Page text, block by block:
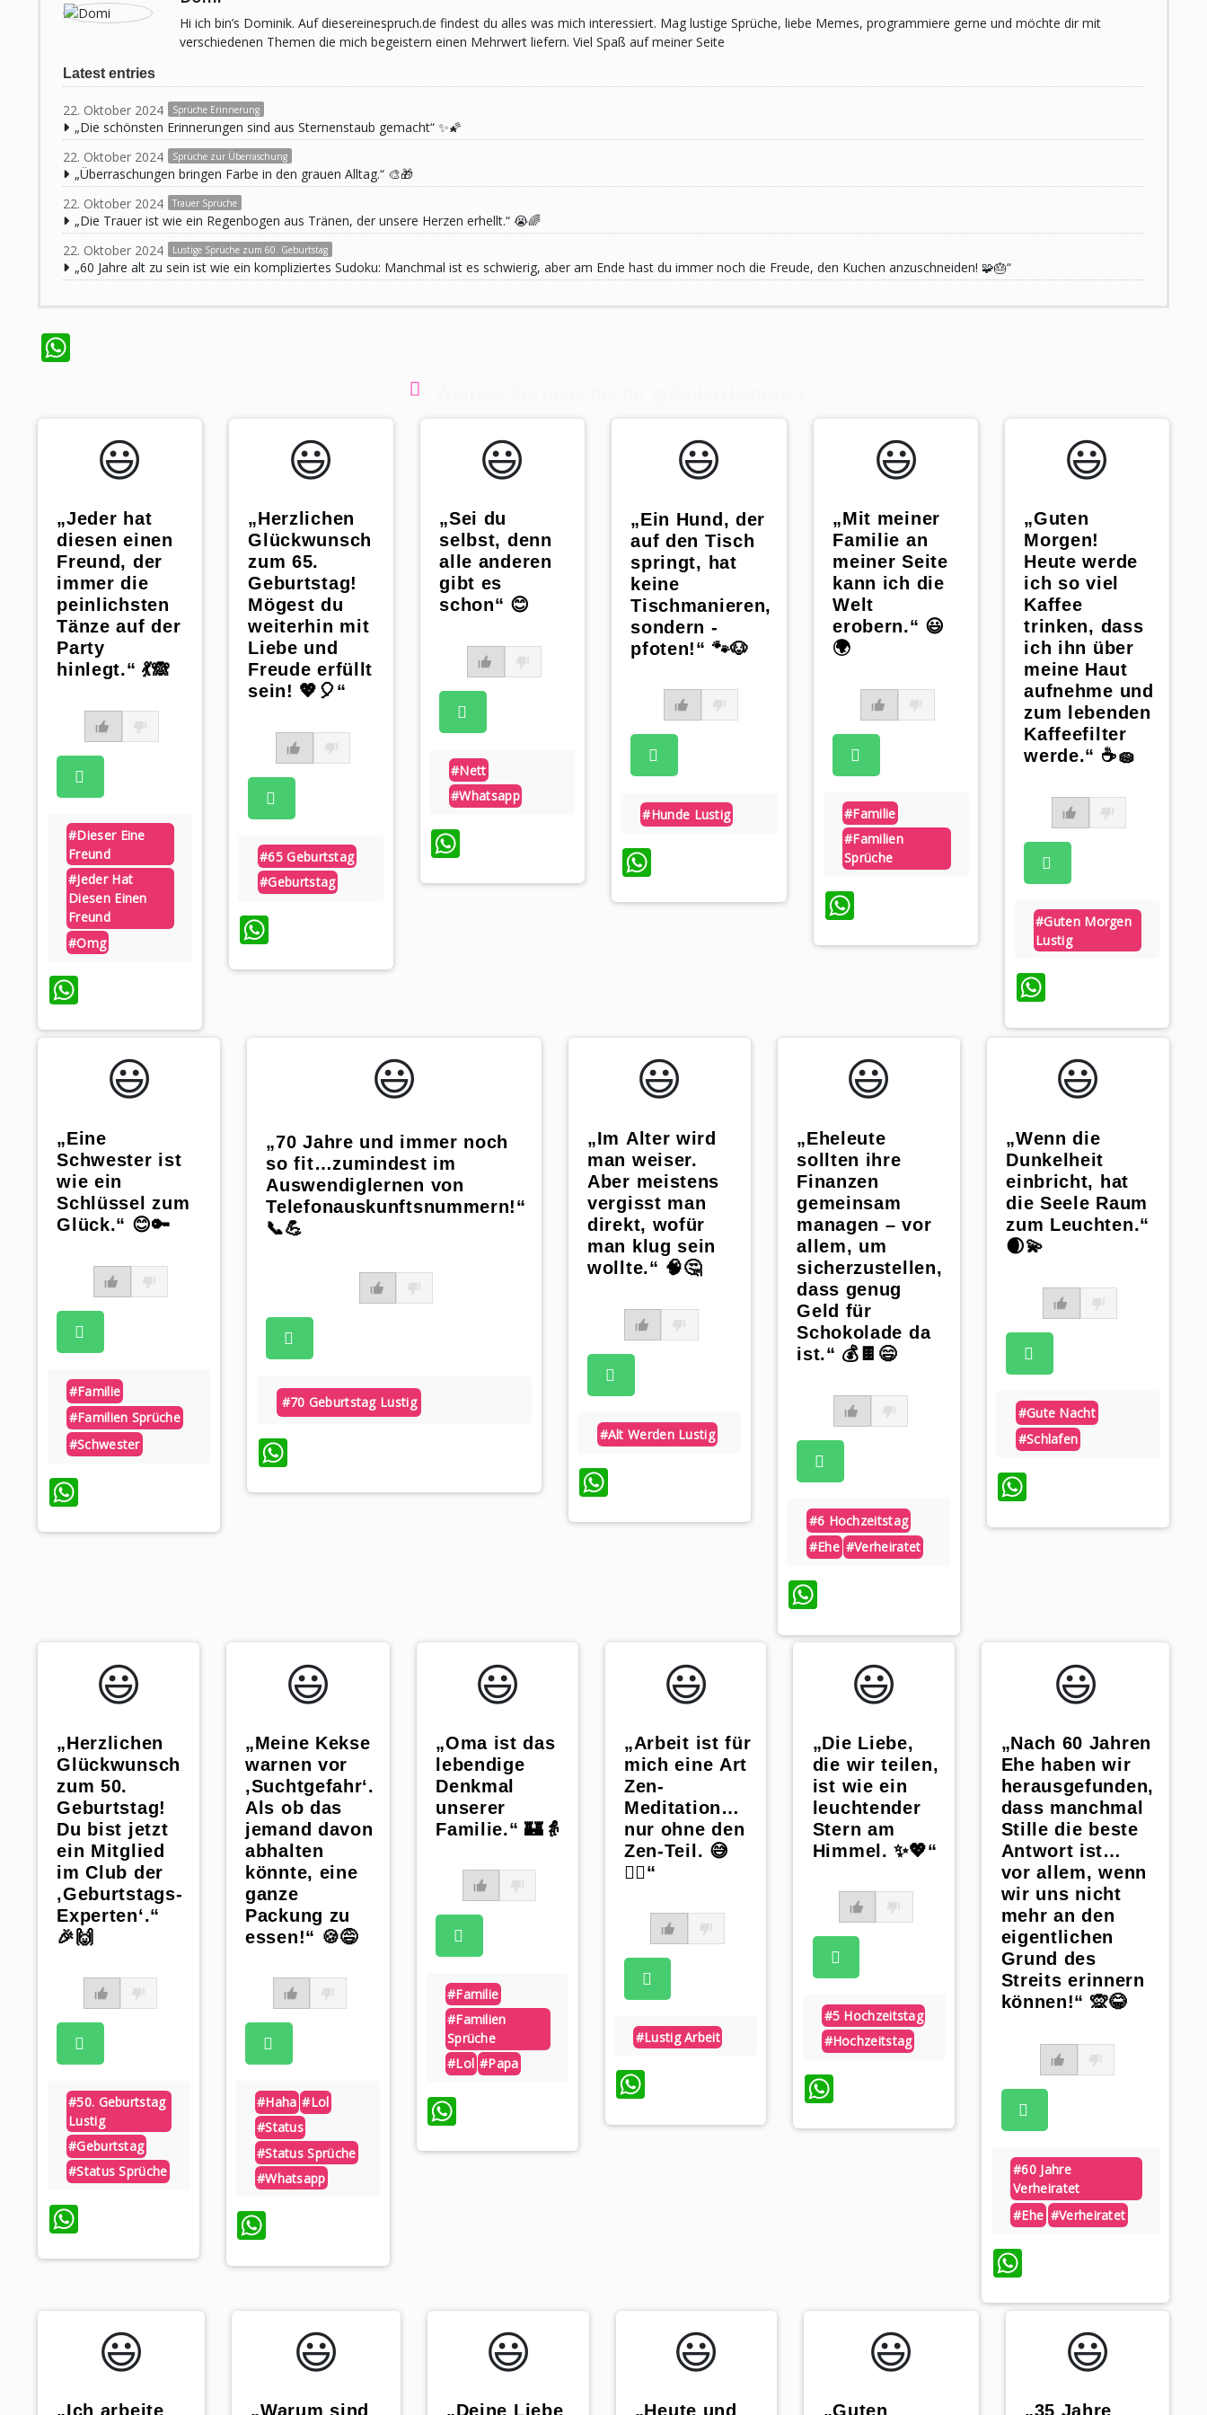
Hi ich bin’s Dominik. Auf diesereinespruch.de findest du alles was mich interessiert. Mag lustige Sprüche, liebe Memes, programmiere gerne und möchte dir mit
verschiedenen Themen die mich begeistern einen Mehrwert liefern. Viel Spaß auf meiner Seite
Latest entries
22. Oktober 2024 Sprüche Erinnerung
„Die schönsten Erinnerungen sind aus Sternenstaub gemacht“ ✨🌠
22. Oktober 2024
Sprüche zur Überraschung
„Überraschungen bringen Farbe in den grauen Alltag.“ 🎨🎁
22. Oktober 2024
Trauer Sprüche
„Die Trauer ist wie ein Regenbogen aus Tränen, der unsere Herzen erhellt.“ 😭🌈
22. Oktober 2024
Lustige Sprüche zum 60. Geburtstag
„60 Jahre alt zu sein ist wie ein kompliziertes Sudoku: Manchmal ist es schwierig, aber am Ende hast du immer noch die Freude, den Kuchen anzuschneiden! 🧩🎂“
😃️
„Jeder hat
diesen einen
Freund, der
immer die
peinlichsten
Tänze auf der
Party
hinlegt.“ 💃🙈
#dieser Eine
Freund
#jeder Hat
Diesen Einen
Freund
#omg
WhatsApp
😃️
„Herzlichen
Glückwunsch
zum 65.
Geburtstag!
Mögest du
weiterhin mit
Liebe und
Freude erfüllt
sein! 💖🎈“
#65 Geburtstag
#geburtstag
😃️
„Sei du
selbst, denn
alle anderen
gibt es
schon“ 😊
#nett
#whatsapp
😃️
„Ein Hund, der
auf den Tisch
springt, hat
keine
Tischmanieren,
sondern -
pfoten!“ 🐾🐶
#hunde Lustig
😃️
„Mit meiner
Familie an
meiner Seite
kann ich die
Welt
erobern.“ 😃
🌍
#familie
#familien
Sprüche
WhatsApp
😃️
„Guten
Morgen!
Heute werde
ich so viel
Kaffee
trinken, dass
ich ihn über
meine Haut
aufnehme und
zum lebenden
Kaffeefilter
werde.“ ☕️🧽
#guten Morgen
Lustig
WhatsApp
😃️
„Eine
Schwester ist
wie ein
Schlüssel zum
Glück.“ 😊🔑
#familie
#familien Sprüche
#schwester
WhatsApp
😃️
„70 Jahre und immer noch
so fit…zumindest im
Auswendiglernen von
Telefonauskunftsnummern!“
📞💪
#70 Geburtstag Lustig
WhatsApp
😃️
„Im Alter wird
man weiser.
Aber meistens
vergisst man
direkt, wofür
man klug sein
wollte.“ 🧠🤔
#alt Werden Lustig
😃️
„Eheleute
sollten ihre
Finanzen
gemeinsam
managen – vor
allem, um
sicherzustellen,
dass genug
Geld für
Schokolade da
ist.“ 💰🍫😄
#6 Hochzeitstag
#ehe #verheiratet
😃️
„Wenn die
Dunkelheit
einbricht, hat
die Seele Raum
zum Leuchten.“
🌒💫
#gute Nacht
#schlafen
😃️
„Herzlichen
Glückwunsch
zum 50.
Geburtstag!
Du bist jetzt
ein Mitglied
im Club der
‚Geburtstags-
Experten‘.“
🎉🙌
#50. Geburtstag
Lustig
#geburtstag
#status Sprüche
WhatsApp
😃️
„Meine Kekse
warnen vor
‚Suchtgefahr‘.
Als ob das
jemand davon
abhalten
könnte, eine
ganze
Packung zu
essen!“ 🍪😅
#haha #lol
#status
#status Sprüche
#whatsapp
😃️
„Oma ist das
lebendige
Denkmal
unserer
Familie.“ 🏰👵
#familie
#familien
Sprüche
#lol #papa
😃️
„Arbeit ist für
mich eine Art
Zen-
Meditation…
nur ohne den
Zen-Teil. 😅
🧘‍♀️“
#lustig Arbeit
😃️
„Die Liebe,
die wir teilen,
ist wie ein
leuchtender
Stern am
Himmel. ✨💖“
#5 Hochzeitstag
#hochzeitstag
WhatsApp
😃️
„Nach 60 Jahren
Ehe haben wir
herausgefunden,
dass manchmal
Stille die beste
Antwort ist…
vor allem, wenn
wir uns nicht
mehr an den
eigentlichen
Grund des
Streits erinnern
können!“ 🙊😂
#60 Jahre
Verheiratet
#ehe #verheiratet
WhatsApp
😃️
„Ich arbeite
😃️
„Warum sind
😃️
„Deine Liebe
😃️
„Heute und
😃️
„Guten
😃️
„35 Jahre